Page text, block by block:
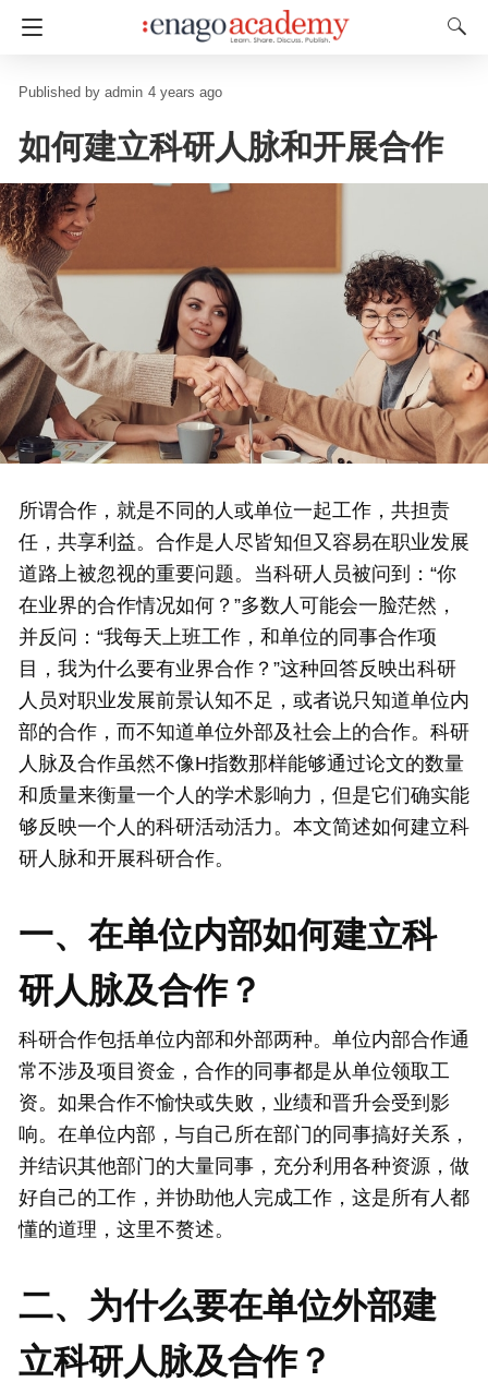
admin 4 years ago
如何建立科研人脉和开展合作
所谓合作，就是不同的人或单位一起工作，共担责
任，共享利益。合作是人尽皆知但又容易在职业发展
道路上被忽视的重要问题。当科研人员被问到：“你
在业界的合作情况如何？”多数人可能会一脸茫然，
并反问：“我每天上班工作，和单位的同事合作项
目，我为什么要有业界合作？”这种回答反映出科研
人员对职业发展前景认知不足，或者说只知道单位内
部的合作，而不知道单位外部及社会上的合作。科研
人脉及合作虽然不像H指数那样能够通过论文的数量
和质量来衡量一个人的学术影响力，但是它们确实能
够反映一个人的科研活动活力。本文简述如何建立科
研人脉和开展科研合作。
一、在单位内部如何建立科
研人脉及合作？
科研合作包括单位内部和外部两种。单位内部合作通
常不涉及项目资金，合作的同事都是从单位领取工
资。如果合作不愉快或失败，业绩和晋升会受到影
响。在单位内部，与自己所在部门的同事搞好关系，
并结识其他部门的大量同事，充分利用各种资源，做
好自己的工作，并协助他人完成工作，这是所有人都
懂的道理，这里不赘述。
二、为什么要在单位外部建
立科研人脉及合作？